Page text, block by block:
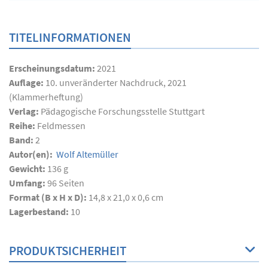
TITELINFORMATIONEN
Erscheinungsdatum: 2021
Auflage: 10. unveränderter Nachdruck, 2021
(Klammerheftung)
Verlag: Pädagogische Forschungsstelle Stuttgart
Reihe: Feldmessen
Band: 2
Autor(en): Wolf Altemüller
Gewicht: 136 g
Umfang: 96 Seiten
Format (B x H x D): 14,8 x 21,0 x 0,6 cm
Lagerbestand: 10
PRODUKTSICHERHEIT